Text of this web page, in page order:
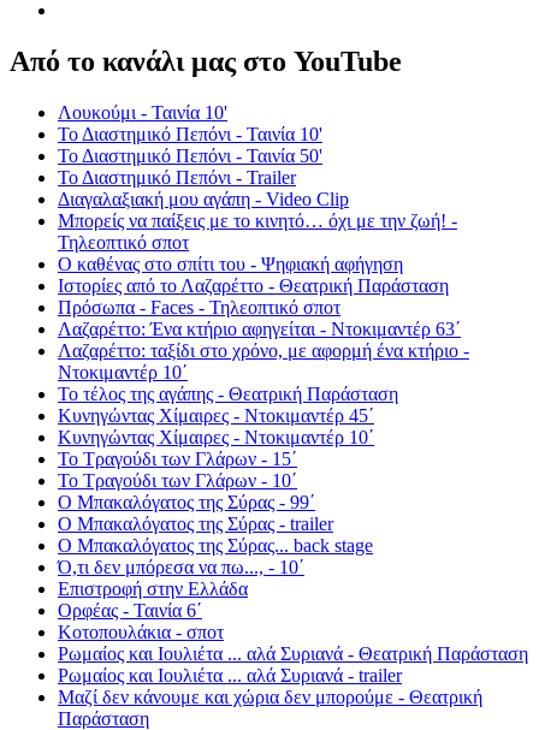
Από το κανάλι μας στο YouTube
Λουκούμι - Ταινία 10'
Το Διαστημικό Πεπόνι - Ταινία 10'
Το Διαστημικό Πεπόνι - Ταινία 50'
Το Διαστημικό Πεπόνι - Trailer
Διαγαλαξιακή μου αγάπη - Video Clip
Μπορείς να παίξεις με το κινητό… όχι με την ζωή! -
Τηλεοπτικό σποτ
Ο καθένας στο σπίτι του - Ψηφιακή αφήγηση
Ιστορίες από το Λαζαρέττο - Θεατρική Παράσταση
Πρόσωπα - Faces - Τηλεοπτικό σποτ
Λαζαρέττο: Ένα κτήριο αφηγείται - Ντοκιμαντέρ 63΄
Λαζαρέττο: ταξίδι στο χρόνο, με αφορμή ένα κτήριο -
Ντοκιμαντέρ 10΄
Το τέλος της αγάπης - Θεατρική Παράσταση
Κυνηγώντας Χίμαιρες - Ντοκιμαντέρ 45΄
Κυνηγώντας Χίμαιρες - Ντοκιμαντέρ 10΄
Το Τραγούδι των Γλάρων - 15΄
Το Τραγούδι των Γλάρων - 10΄
Ο Μπακαλόγατος της Σύρας - 99΄
Ο Μπακαλόγατος της Σύρας - trailer
Ο Μπακαλόγατος της Σύρας... back stage
Ό,τι δεν μπόρεσα να πω..., - 10΄
Επιστροφή στην Ελλάδα
Ορφέας - Ταινία 6΄
Κοτοπουλάκια - σποτ
Ρωμαίος και Ιουλιέτα ... αλά Συριανά - Θεατρική Παράσταση
Ρωμαίος και Ιουλιέτα ... αλά Συριανά - trailer
Μαζί δεν κάνουμε και χώρια δεν μπορούμε - Θεατρική
Παράσταση